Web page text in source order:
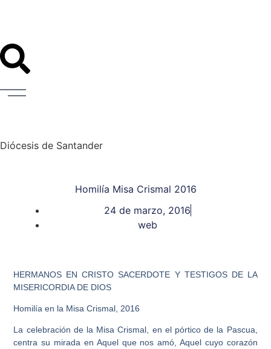
Diócesis de Santander
Homilía Misa Crismal 2016
24 de marzo, 2016
web
HERMANOS EN CRISTO SACERDOTE Y TESTIGOS DE LA
MISERICORDIA DE DIOS
Homilía en la Misa Crismal, 2016
La celebración de la Misa Crismal, en el pórtico de la Pascua,
centra su mirada en Aquel que nos amó, Aquel cuyo corazón